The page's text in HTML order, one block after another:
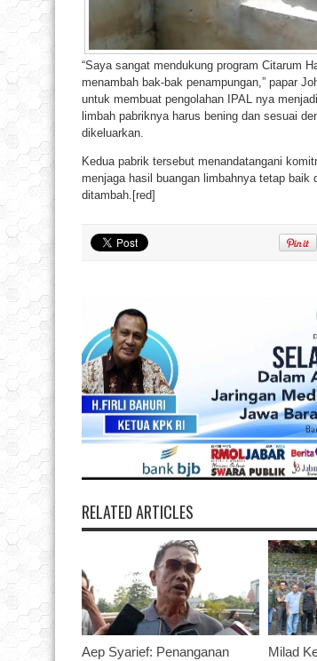
“Saya sangat mendukung program Citarum
menambah bak-bak penampungan,” papar
untuk membuat pengolahan IPAL nya
limbah pabriknya harus bening dan sesuai
dikeluarkan.
Kedua pabrik tersebut menandatangani
menjaga hasil buangan limbahnya tetap
ditambah.[red]
RELATED ARTICLES
Aep Syarief: Penanganan
Milad